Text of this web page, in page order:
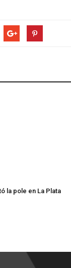
la pole en La Plata